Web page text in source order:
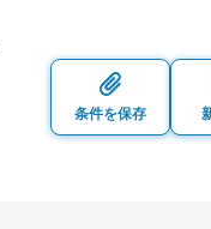
条件を保存